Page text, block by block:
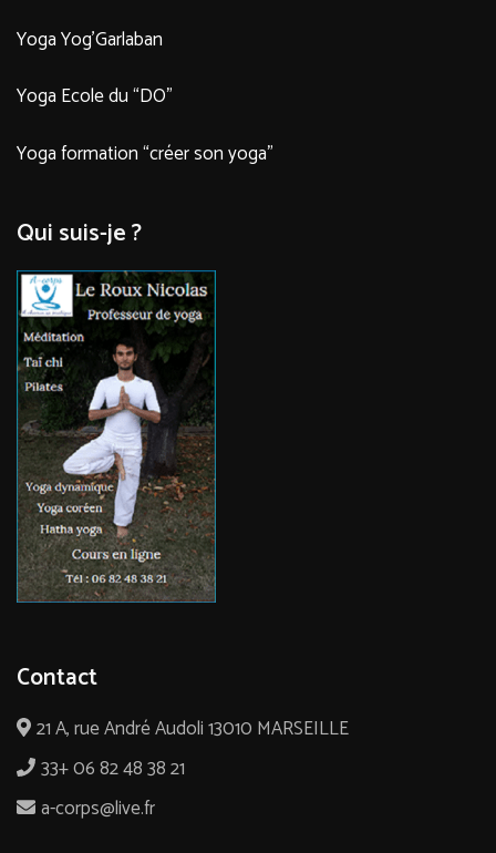
Yoga Yog’Garlaban
Yoga Ecole du “DO”
Yoga formation “créer son yoga”
Qui suis-je ?
Contact
21 A, rue André Audoli 13010 MARSEILLE
33+ 06 82 48 38 21
a-corps@live.fr